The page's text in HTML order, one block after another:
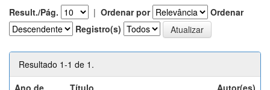
Result./Pág. | Ordenar por
Ordenar
Registro(s)
Resultado 1-1 de 1.
Ano de
Título Autor(es)